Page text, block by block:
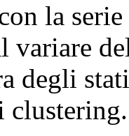
la
variare
degli
clustering.